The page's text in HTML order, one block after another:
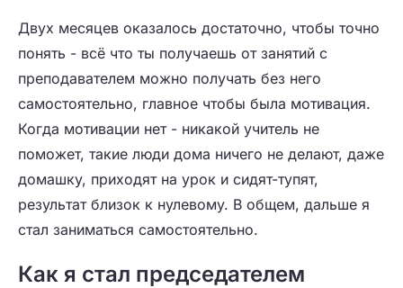
Двух месяцев оказалось достаточно, чтобы точно
понять - всё что ты получаешь от занятий с
преподавателем можно получать без него
самостоятельно, главное чтобы была мотивация.
Когда мотивации нет - никакой учитель не
поможет, такие люди дома ничего не делают, даже
домашку, приходят на урок и сидят-тупят,
результат близок к нулевому. В общем, дальше я
стал заниматься самостоятельно.
Как я стал председателем